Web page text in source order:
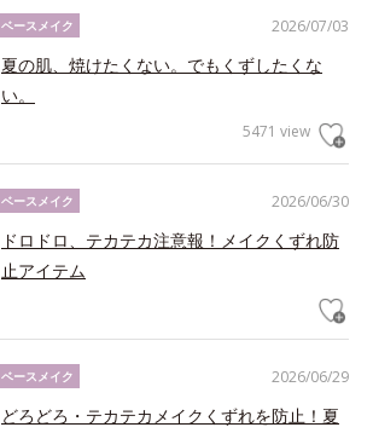
2026/07/03
ベースメイク
夏の肌、焼けたくない。でもくずしたくな
い。
5471 view
2026/06/30
ベースメイク
ドロドロ、テカテカ注意報！メイクくずれ防
止アイテム
2026/06/29
ベースメイク
どろどろ・テカテカメイクくずれを防止！夏